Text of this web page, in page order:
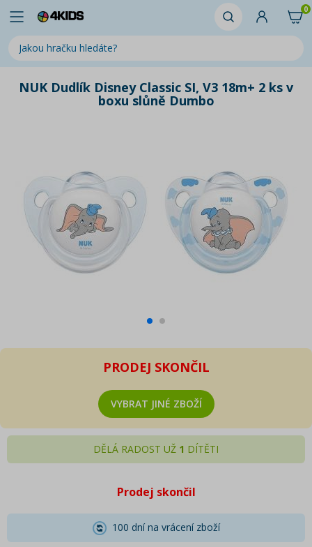
0
NUK Dudlík Disney Classic SI, V3 18m+ 2 ks v
boxu slůně Dumbo
PRODEJ SKONČIL
VYBRAT JINÉ ZBOŽÍ
DĚLÁ RADOST UŽ 1 DÍTĚTI
Prodej skončil
100 dní na vrácení zboží